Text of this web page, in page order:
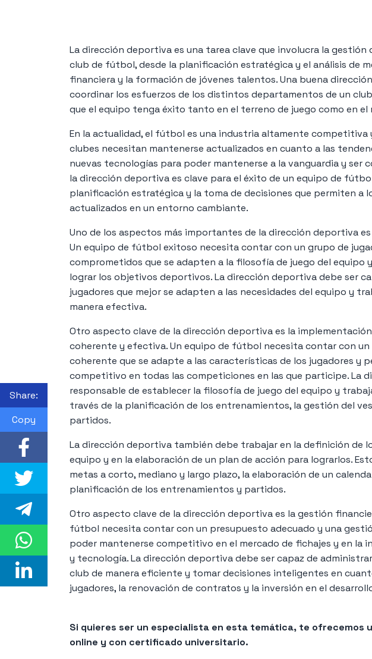
La dirección deportiva es una tarea clave que involucra la gestión
club de fútbol, desde la planificación estratégica y el análisis de
financiera y la formación de jóvenes talentos. Una buena
coordinar los esfuerzos de los distintos departamentos de un
que el equipo tenga éxito tanto en el terreno de juego como en el
En la actualidad, el fútbol es una industria altamente competitiva
clubes necesitan mantenerse actualizados en cuanto a las
nuevas tecnologías para poder mantenerse a la vanguardia y ser
la dirección deportiva es clave para el éxito de un equipo de
planificación estratégica y la toma de decisiones que permiten a
actualizados en un entorno cambiante.
Uno de los aspectos más importantes de la dirección deportiva
Un equipo de fútbol exitoso necesita contar con un grupo de
comprometidos que se adapten a la filosofía de juego del equipo
lograr los objetivos deportivos. La dirección deportiva debe ser
jugadores que mejor se adapten a las necesidades del equipo y
manera efectiva.
Otro aspecto clave de la dirección deportiva es la
coherente y efectiva. Un equipo de fútbol necesita contar con
coherente que se adapte a las características de los jugadores y
competitivo en todas las competiciones en las que participe. La
responsable de establecer la filosofía de juego del equipo y
través de la planificación de los entrenamientos, la gestión del
partidos.
La dirección deportiva también debe trabajar en la definición de
equipo y en la elaboración de un plan de acción para lograrlos.
metas a corto, mediano y largo plazo, la elaboración de un
planificación de los entrenamientos y partidos.
Otro aspecto clave de la dirección deportiva es la gestión
fútbol necesita contar con un presupuesto adecuado y una
poder mantenerse competitivo en el mercado de fichajes y en la
y tecnología. La dirección deportiva debe ser capaz de
club de manera eficiente y tomar decisiones inteligentes en
jugadores, la renovación de contratos y la inversión en el
Si quieres ser un especialista en esta temática, te ofrecemos
online y con certificado universitario.
Share:
Copy